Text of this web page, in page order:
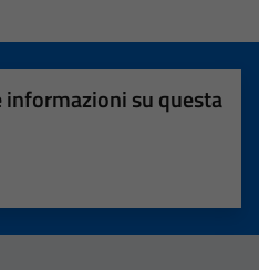
informazioni su questa
su 5
5